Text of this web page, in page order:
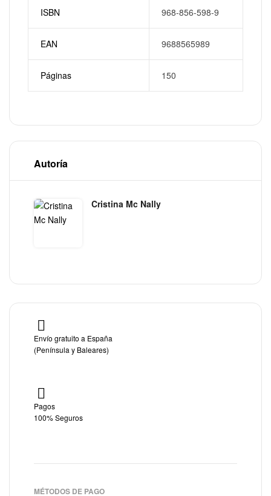
ISBN 968-856-598-9
EAN 9688565989
Páginas 150
Autoría
Cristina Mc Nally
Envío gratuito a España
(Península y Baleares)
Pagos
100% Seguros
MÉTODOS DE PAGO